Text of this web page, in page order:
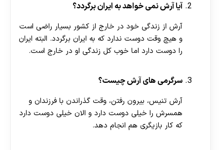
آیا آرش نمی خواهد به ایران برگردد؟
آرش از زندگی خود در خارج از کشور بسیار راضی است
و هیچ وقت دوست ندارد که به ایران برگردد. البته ایران
را دوست دارد اما خوب کل زندگی او در خارج است.
سرگرمی های آرش چیست؟
آرش تنیس، بیرون رفتن، وقت گذراندن با فرزندان و
همسرش را خیلی دوست دارد و الان خیلی دوست دارد
که کار بازیگری هم انجام دهد.